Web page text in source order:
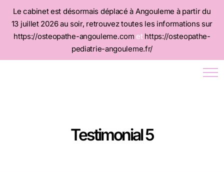
Le cabinet est désormais déplacé à Angouleme à partir du
13 juillet 2026 au soir, retrouvez toutes les informations sur
https://osteopathe-angouleme.com et https://osteopathe-
pediatrie-angouleme.fr/
Testimonial 5